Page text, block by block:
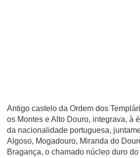
Antigo castelo da Ordem dos
os Montes e Alto Douro, integrava, à
da nacionalidade portuguesa,
Algoso, Mogadouro, Miranda do
Bragança, o chamado núcleo duro